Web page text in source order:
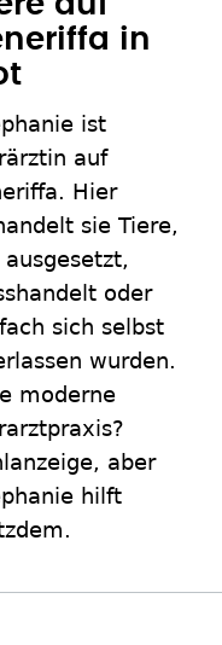
in
ist
auf
Hier
sie Tiere,
ausgesetzt,
oder
sich selbst
wurden.
moderne
aber
hilft